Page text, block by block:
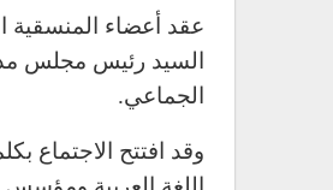
عقد أعضاء المنسقية
الجماعي.
وقد افتتح الاجتماع